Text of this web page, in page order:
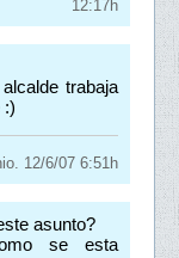
12:17h
trabaja
:)
12/6/07 6:51h
asunto?
se esta